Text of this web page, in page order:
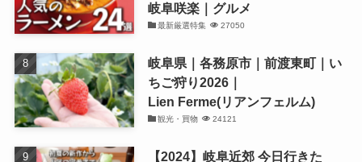
岐阜咲楽｜グルメ
最新厳選特集 27050
岐阜県｜各務原市｜前渡東町｜い
ちご狩り2026｜
Lien Ferme(リアンフェルム)
観光・買物 24121
【2024】岐阜近郊 今日行きた